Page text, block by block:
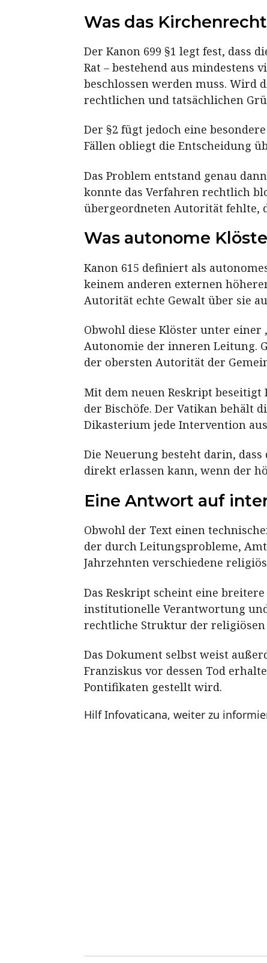
Was das
Der Kanon 699 §1 legt fest, dass
Rat – bestehend aus mindestens
beschlossen werden muss. Wird
rechtlichen und tatsächlichen
Der §2 fügt jedoch eine
Fällen obliegt die Entscheidung
Das Problem entstand genau
konnte das Verfahren rechtlich
übergeordneten Autorität fehlte,
Was autonome
Kanon 615 definiert als
keinem anderen externen
Autorität echte Gewalt über sie
Obwohl diese Klöster unter einer
Autonomie der inneren Leitung.
der obersten Autorität der
Mit dem neuen Reskript
der Bischöfe. Der Vatikan behält
Dikasterium jede Intervention
Die Neuerung besteht darin,
direkt erlassen kann, wenn der
Eine Antwort auf
Obwohl der Text einen
der durch Leitungsprobleme,
Jahrzehnten verschiedene
Das Reskript scheint eine
institutionelle Verantwortung
rechtliche Struktur der
Das Dokument selbst weist
Franziskus vor dessen Tod
Pontifikaten gestellt wird.
Hilf Infovaticana, weiter zu